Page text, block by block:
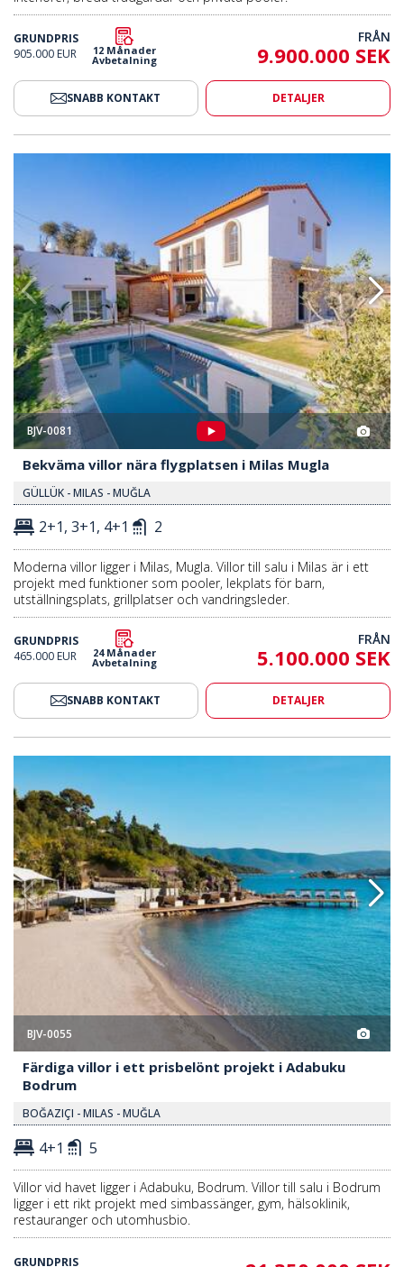
GRUNDPRIS
905.000 EUR
12 Månader
Avbetalning
FRÅN
9.900.000 SEK
SNABB KONTAKT DETALJER
BJV-0081
Bekväma villor nära flygplatsen i Milas Mugla
GÜLLÜK - MILAS - MUĞLA
2+1, 3+1, 4+1 2
Moderna villor ligger i Milas, Mugla. Villor till salu i Milas är i ett
projekt med funktioner som pooler, lekplats för barn,
utställningsplats, grillplatser och vandringsleder.
GRUNDPRIS
465.000 EUR
24 Månader
Avbetalning
FRÅN
5.100.000 SEK
SNABB KONTAKT DETALJER
BJV-0055
Färdiga villor i ett prisbelönt projekt i Adabuku
Bodrum
BOĞAZIÇI - MILAS - MUĞLA
4+1 5
Villor vid havet ligger i Adabuku, Bodrum. Villor till salu i Bodrum
ligger i ett rikt projekt med simbassänger, gym, hälsoklinik,
restauranger och utomhusbio.
GRUNDPRIS